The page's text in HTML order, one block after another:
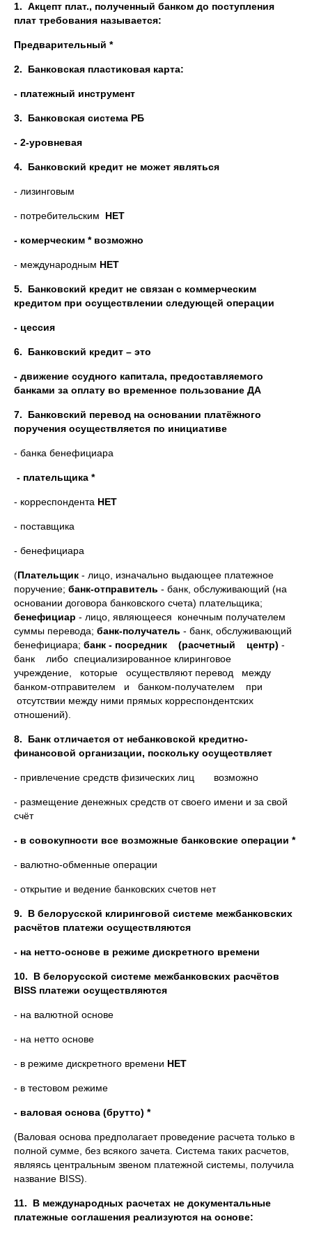
1. Акцепт плат., полученный банком до поступления
плат требования называется:
Предварительный *
2. Банковская пластиковая карта:
- платежный инструмент
3. Банковская система РБ
- 2-уровневая
4. Банковский кредит не может являться
- лизинговым
- потребительским НЕТ
- комерческим * возможно
- международным НЕТ
5. Банковский кредит не связан с коммерческим
кредитом при осуществлении следующей операции
- цессия
6. Банковский кредит – это
- движение ссудного капитала, предоставляемого
банками за оплату во временное пользование ДА
7. Банковский перевод на основании платёжного
поручения осуществляется по инициативе
- банка бенефициара
- плательщика *
- корреспондента НЕТ
- поставщика
- бенефициара
(Плательщик - лицо, изначально выдающее платежное
поручение; банк-отправитель - банк, обслуживающий (на
основании договора банковского счета) плательщика;
бенефициар - лицо, являющееся конечным получателем
суммы перевода; банк-получатель - банк, обслуживающий
бенефициара; банк - посредник (расчетный центр) -
банк либо специализированное клиринговое
учреждение, которые осуществляют перевод между
банком-отправителем и банком-получателем при
отсутствии между ними прямых корреспондентских
отношений).
8. Банк отличается от небанковской кредитно-
финансовой организации, поскольку осуществляет
- привлечение средств физических лиц возможно
- размещение денежных средств от своего имени и за свой
счёт
- в совокупности все возможные банковские операции *
- валютно-обменные операции
- открытие и ведение банковских счетов нет
9. В белорусской клиринговой системе межбанковских
расчётов платежи осуществляются
- на нетто-основе в режиме дискретного времени
10. В белорусской системе межбанковских расчётов
BISS платежи осуществляются
- на валютной основе
- на нетто основе
- в режиме дискретного времени НЕТ
- в тестовом режиме
- валовая основа (брутто) *
(Валовая основа предполагает проведение расчета только в
полной сумме, без всякого зачета. Система таких расчетов,
являясь центральным звеном платежной системы, получила
название BISS).
11. В международных расчетах не документальные
платежные соглашения реализуются на основе: